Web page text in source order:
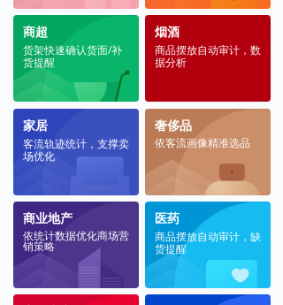
商超
货架快速确认货面/补
货提醒
家居
客流轨迹统计，支撑卖
场优化
烟酒
商品摆放自动审计，数
据分析
奢侈品
依客流画像精准选品
商业地产
依统计数据优化商场营
销策略
医药
商品摆放自动审计，缺
货提醒